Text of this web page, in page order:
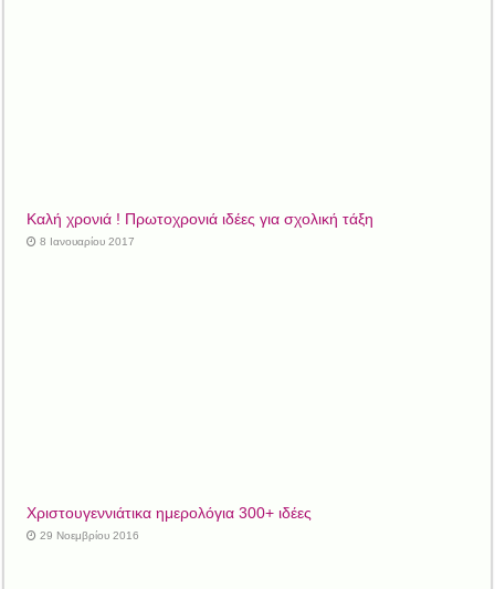
Καλή χρονιά ! Πρωτοχρονιά ιδέες για σχολική τάξη
8 Ιανουαρίου 2017
Χριστουγεννιάτικα ημερολόγια 300+ ιδέες
29 Νοεμβρίου 2016